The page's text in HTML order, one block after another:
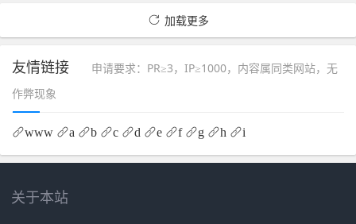
加载更多
友情链接
申请要求：PR≥3，IP≥1000，内容属同类网站，无
作弊现象
www a b c d e f g h i
关于本站